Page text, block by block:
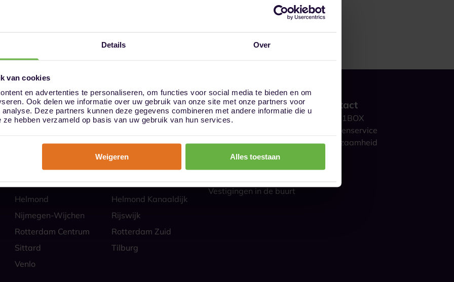
Details Over
van cookies
en advertenties te personaliseren, om functies voor social media te bieden en om
Ook delen we informatie over uw gebruik van onze site met onze partners voor
Deze partners kunnen deze gegevens combineren met andere informatie die u
hebben verzameld op basis van uw gebruik van hun services.
Weigeren Alles toestaan
Almere
Alphen aan den Rijn
Eindhoven Best
Helmond
Helmond Kanaaldijk
Nijmegen-Wijchen
Rijswijk
Rotterdam Centrum
Rotterdam Zuid
Sittard
Tilburg
Venlo
Hoe werkt het?
Veilige opslag
Particulieren
Zakelijk
Vestigingen in de buurt
Contact
Over 1BOX
Klantenservice
Duurzaamheid